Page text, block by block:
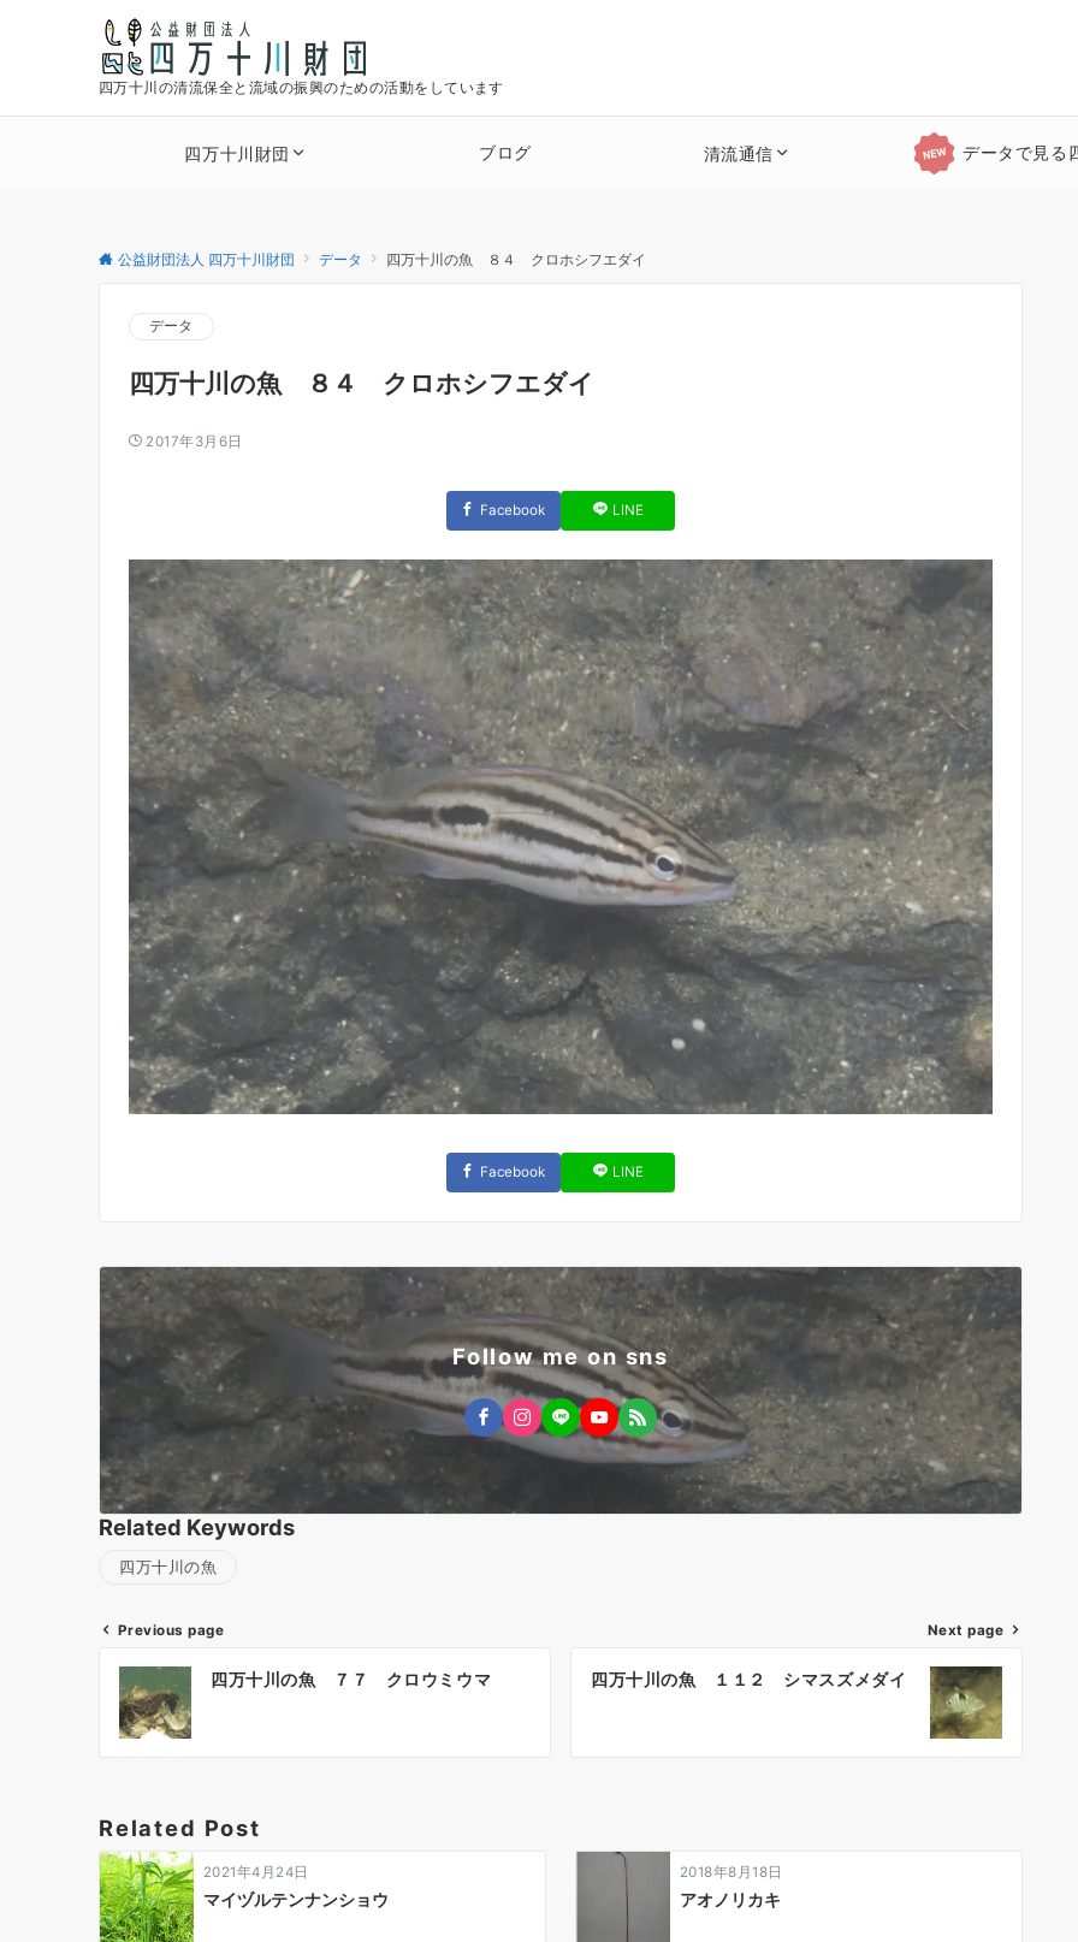
四万十川の清流保全と流域の振興のための活動をしています
四万十川財団 ブログ 清流通信 データで見る
公益財団法人 四万十川財団 データ 四万十川の魚 ８４ クロホシフエダイ
データ
四万十川の魚 ８４ クロホシフエダイ
2017年3月6日
Facebook LINE
Facebook LINE
Follow me on sns
Related Keywords
四万十川の魚
投
稿
ナ
ビ
シ
ョ
ン
Previous page
四万十川の魚 ７７ クロウミウマ
Next page
四万十川の魚 １１２ シマスズメダイ
Related Post
2021年4月24日
マイヅルテンナンショウ
2018年8月18日
アオノリカキ